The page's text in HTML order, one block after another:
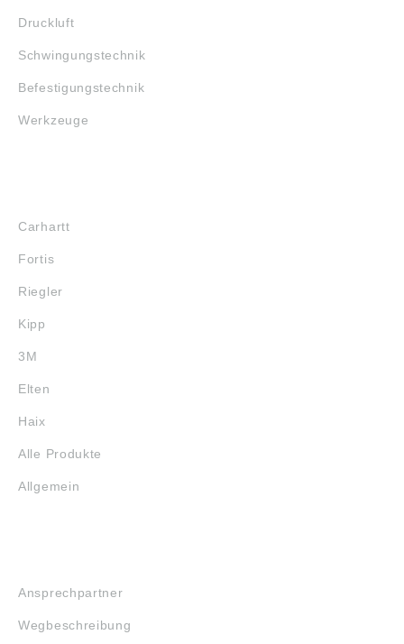
Druckluft
Schwingungstechnik
Befestigungstechnik
Werkzeuge
Carhartt
Fortis
Riegler
Kipp
3M
Elten
Haix
Alle Produkte
Allgemein
Ansprechpartner
Wegbeschreibung